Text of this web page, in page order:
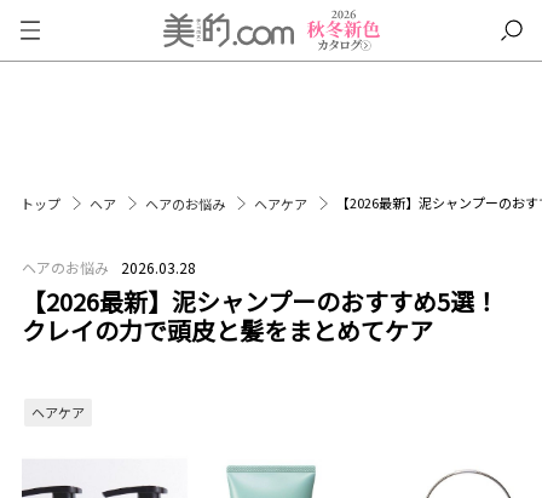
トップ ヘア ヘアのお悩み ヘアケア 【2026最新】泥シャンプーのお
ヘアのお悩み 2026.03.28
【2026最新】泥シャンプーのおすすめ5選！
クレイの力で頭皮と髪をまとめてケア
ヘアケア